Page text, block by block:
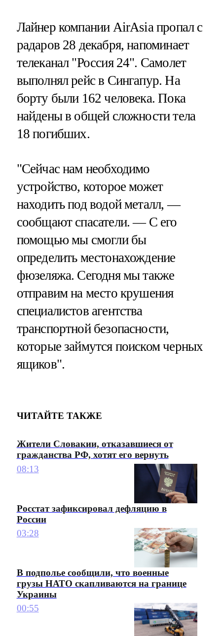
Лайнер компании AirAsia пропал с
радаров 28 декабря, напоминает
телеканал "Россия 24". Самолет
выполнял рейс в Сингапур. На
борту были 162 человека. Пока
найдены в общей сложности тела
18 погибших.
"Сейчас нам необходимо
устройство, которое может
находить под водой металл, —
сообщают спасатели. — С его
помощью мы смогли бы
определить местонахождение
фюзеляжа. Сегодня мы также
отправим на место крушения
специалистов агентства
транспортной безопасности,
которые займутся поиском черных
ящиков".
ЧИТАЙТЕ ТАКЖЕ
Жители Словакии, отказавшиеся от
гражданства РФ, хотят его вернуть
08:13
Росстат зафиксировал дефляцию в
России
03:28
В подполье сообщили, что военные
грузы НАТО скапливаются на границе
Украины
00:55